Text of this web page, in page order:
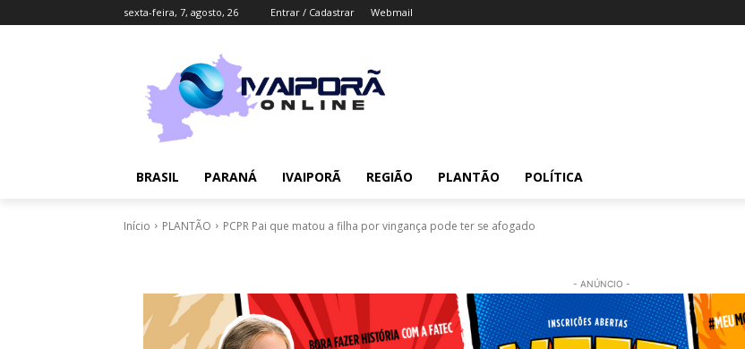
sexta-feira, 7, agosto, 26 Entrar / Cadastrar Webmail
BRASIL PARANÁ IVAIPORÃ REGIÃO PLANTÃO POLÍTICA
Início PLANTÃO PCPR Pai que matou a filha por vingança pode ter se afogado
- ANÚNCIO -